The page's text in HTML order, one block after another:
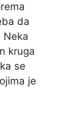
da
Neka
kruga
se
je